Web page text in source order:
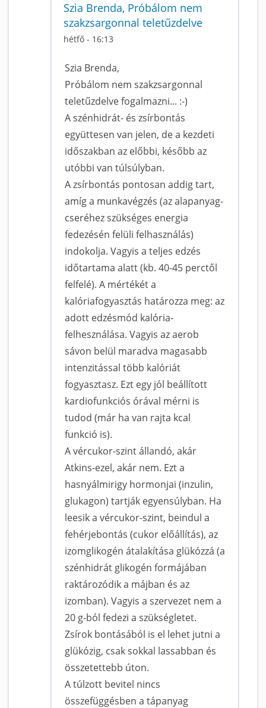
Szia Brenda, Próbálom nem
szakzsargonnal teletűzdelve
hétfő - 16:13
Szia Brenda,
Próbálom nem szakzsargonnal
teletűzdelve fogalmazni... :-)
A szénhidrát- és zsírbontás
együttesen van jelen, de a kezdeti
időszakban az előbbi, később az
utóbbi van túlsúlyban.
A zsírbontás pontosan addig tart,
amíg a munkavégzés (az alapanyag-
cseréhez szükséges energia
fedezésén felüli felhasználás)
indokolja. Vagyis a teljes edzés
időtartama alatt (kb. 40-45 perctől
felfelé). A mértékét a
kalóriafogyasztás határozza meg: az
adott edzésmód kalória-
felhesználása. Vagyis az aerob
sávon belül maradva magasabb
intenzitással több kalóriát
fogyasztasz. Ezt egy jól beállított
kardiofunkciós órával mérni is
tudod (már ha van rajta kcal
funkció is).
A vércukor-szint állandó, akár
Atkins-ezel, akár nem. Ezt a
hasnyálmirigy hormonjai (inzulin,
glukagon) tartják egyensúlyban. Ha
leesik a vércukor-szint, beindul a
fehérjebontás (cukor előállítás), az
izomglikogén átalakítása glükózzá (a
szénhidrát glikogén formájában
raktározódik a májban és az
izomban). Vagyis a szervezet nem a
20 g-ból fedezi a szükségletet.
Zsírok bontásából is el lehet jutni a
glükózig, csak sokkal lassabban és
összetettebb úton.
A túlzott bevitel nincs
összefüggésben a tápanyag